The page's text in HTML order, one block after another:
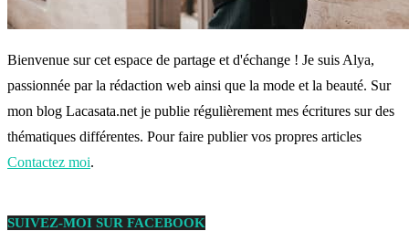
Bienvenue sur cet espace de partage et d'échange ! Je suis Alya,
passionnée par la rédaction web ainsi que la mode et la beauté. Sur
mon blog Lacasata.net je publie régulièrement mes écritures sur des
thématiques différentes. Pour faire publier vos propres articles
Contactez moi.
SUIVEZ-MOI SUR FACEBOOK